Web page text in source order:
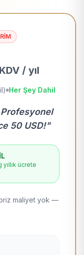
/ yıl
Her Şey Dahil
50 USD!"
yıllık ücrete
maliyet yok —